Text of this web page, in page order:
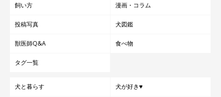
飼い方 漫画・コラム
投稿写真 犬図鑑
獣医師Q&A 食べ物
タグ一覧
犬と暮らす 犬が好き♥